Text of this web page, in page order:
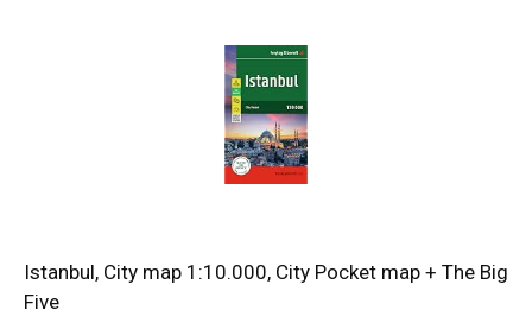
Istanbul, City map 1:10.000, City Pocket map + The Big
Five